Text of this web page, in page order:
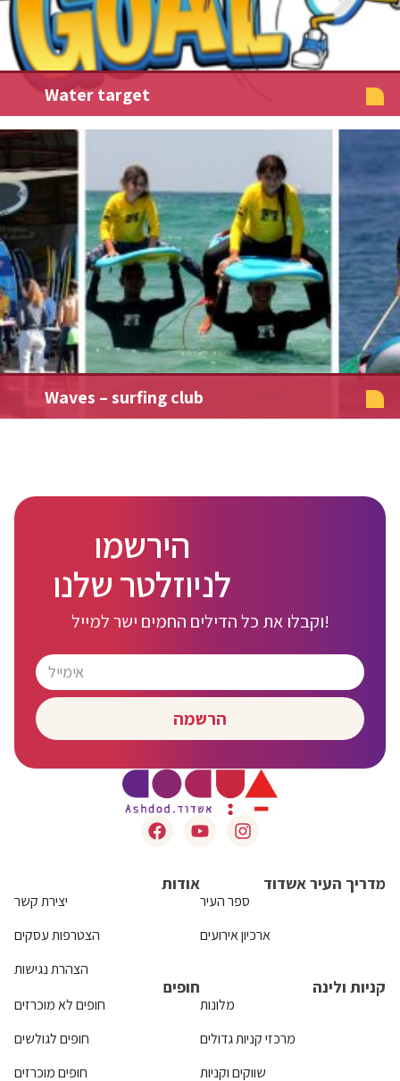
Water target
Waves – surfing club
הירשמו
לניוזלטר שלנו
וקבלו את כל הדילים החמים ישר למייל!
הרשמה
אודות
יצירת קשר
הצטרפות עסקים
הצהרת נגישות
מדריך העיר אשדוד
ספר העיר
ארכיון אירועים
חופים
חופים לא מוכרזים
חופים לגולשים
חופים מוכרזים
קניות ולינה
מלונות
מרכזי קניות גדולים
שווקים וקניות